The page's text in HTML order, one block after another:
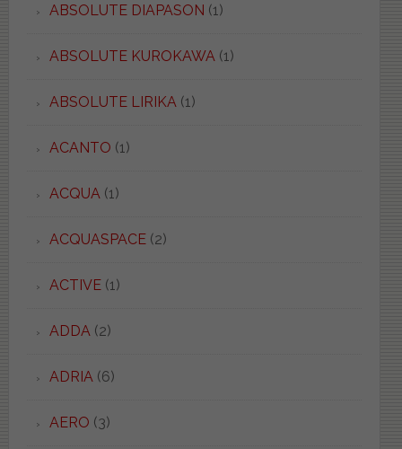
ABSOLUTE DIAPASON (1)
ABSOLUTE KUROKAWA(1)
ABSOLUTE LIRIKA(1)
ACANTO (1)
ACQUA(1)
ACQUASPACE(2)
ACTIVE(1)
ADDA(2)
ADRIA(6)
AERO (3)